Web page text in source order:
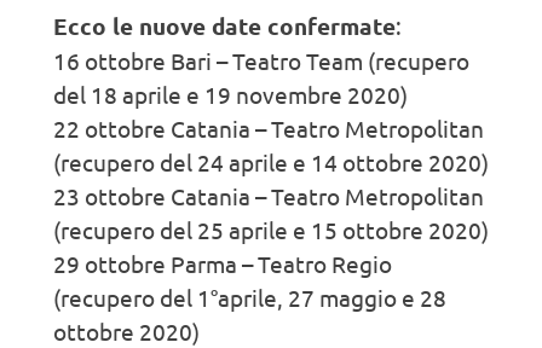
Ecco le nuove date confermate:
16 ottobre Bari – Teatro Team (recupero
del 18 aprile e 19 novembre 2020)
22 ottobre Catania – Teatro Metropolitan
(recupero del 24 aprile e 14 ottobre 2020)
23 ottobre Catania – Teatro Metropolitan
(recupero del 25 aprile e 15 ottobre 2020)
29 ottobre Parma – Teatro Regio
(recupero del 1°aprile, 27 maggio e 28
ottobre 2020)